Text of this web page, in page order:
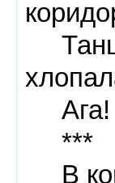
Ага!
***
В